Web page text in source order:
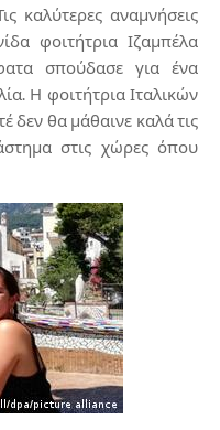
καλύτερες αναμνήσεις
φοιτήτρια Ιζαμπέλα
σπούδασε για ένα
Η φοιτήτρια Ιταλικών
δεν θα μάθαινε καλά τις
στις χώρες όπου